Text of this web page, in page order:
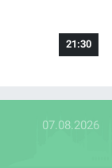
21:30
07.08.2026